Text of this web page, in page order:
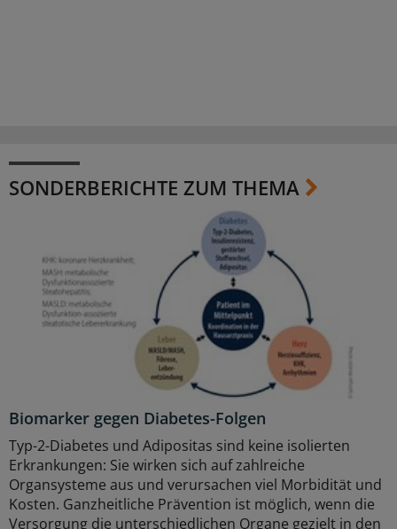
SONDERBERICHTE ZUM THEMA
Biomarker gegen Diabetes-Folgen
Typ-2-Diabetes und Adipositas sind keine isolierten
Erkrankungen: Sie wirken sich auf zahlreiche
Organsysteme aus und verursachen viel Morbidität und
Kosten. Ganzheitliche Prävention ist möglich, wenn die
Versorgung die unterschiedlichen Organe gezielt in den